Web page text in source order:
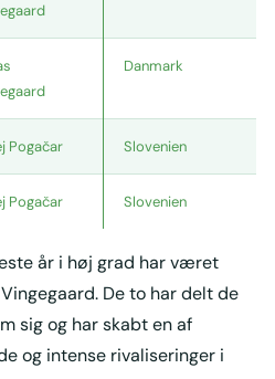
Danmark
Pogačar Slovenien
Pogačar Slovenien
år i høj grad har været
De to har delt de
sig og har skabt en af
og intense rivaliseringer i